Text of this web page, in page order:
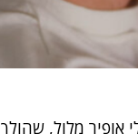
מלול, שהולך